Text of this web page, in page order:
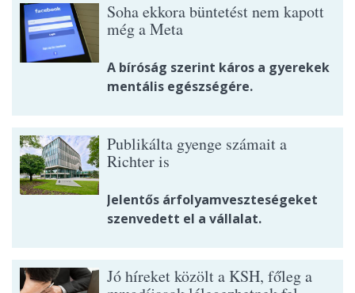
Soha ekkora büntetést nem kapott
még a Meta
A bíróság szerint káros a gyerekek
mentális egészségére.
Publikálta gyenge számait a
Richter is
Jelentős árfolyamveszteségeket
szenvedett el a vállalat.
Jó híreket közölt a KSH, főleg a